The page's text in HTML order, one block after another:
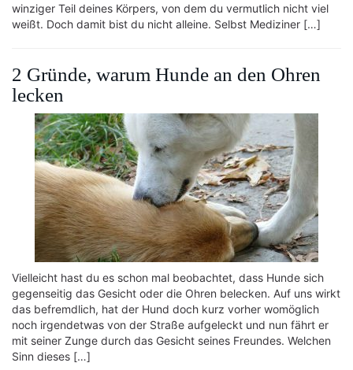
winziger Teil deines Körpers, von dem du vermutlich nicht viel
weißt. Doch damit bist du nicht alleine. Selbst Mediziner […]
2 Gründe, warum Hunde an den Ohren
lecken
Vielleicht hast du es schon mal beobachtet, dass Hunde sich
gegenseitig das Gesicht oder die Ohren belecken. Auf uns wirkt
das befremdlich, hat der Hund doch kurz vorher womöglich
noch irgendetwas von der Straße aufgeleckt und nun fährt er
mit seiner Zunge durch das Gesicht seines Freundes. Welchen
Sinn dieses […]